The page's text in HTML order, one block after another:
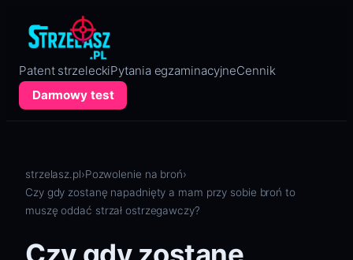
Patent strzeleckiPytania egzaminacyjneCennik
Darmowy test
strzelasz.pl›Pozwolenie na broń›
Czy gdy zostanę napadnięty a mam przy sobie broń to
muszę oddać strzał ostrzegawczy?